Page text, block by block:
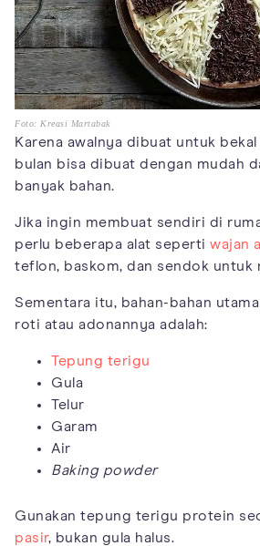
Foto: Kreasi Martabak
Karena awalnya dibuat untuk
bulan bisa dibuat dengan mudah
banyak bahan.
Jika ingin membuat sendiri di
perlu beberapa alat seperti wajan
teflon, baskom, dan sendok untuk
Sementara itu, bahan-bahan
roti atau adonannya adalah:
Tepung terigu
Gula
Telur
Garam
Air
Baking powder
Gunakan tepung terigu protein
pasir, bukan gula halus.